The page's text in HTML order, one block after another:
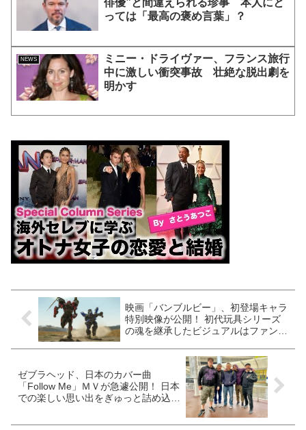
っては「最高の褒め言葉」？
NEWS
ミニー・ドライヴァー、フランス旅行
中に激しい衝突事故 壮絶な脱出劇を
明かす
映画「バンブルビー」、初登場キャラ
特別映像が公開！ 初代玩具シリーズ
の魂を継承したビジュアルはファン必
ゼブラヘッド、日本のカバー曲
「Follow Me」ＭＶが急遽公開！ 日本
での楽しい思い出をぎゅっと詰め込ん